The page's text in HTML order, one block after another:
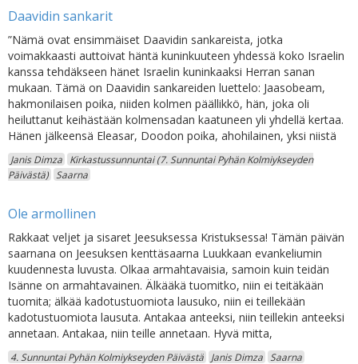
Daavidin sankarit
”Nämä ovat ensimmäiset Daavidin sankareista, jotka
voimakkaasti auttoivat häntä kuninkuuteen yhdessä koko Israelin
kanssa tehdäkseen hänet Israelin kuninkaaksi Herran sanan
mukaan. Tämä on Daavidin sankareiden luettelo: Jaasobeam,
hakmonilaisen poika, niiden kolmen päällikkö, hän, joka oli
heiluttanut keihästään kolmensadan kaatuneen yli yhdellä kertaa.
Hänen jälkeensä Eleasar, Doodon poika, ahohilainen, yksi niistä
Janis Dimza
Kirkastussunnuntai (7. Sunnuntai Pyhän Kolmiykseyden
Päivästä)
Saarna
Ole armollinen
Rakkaat veljet ja sisaret Jeesuksessa Kristuksessa! Tämän päivän
saarnana on Jeesuksen kenttäsaarna Luukkaan evankeliumin
kuudennesta luvusta. Olkaa armahtavaisia, samoin kuin teidän
Isänne on armahtavainen. Älkääkä tuomitko, niin ei teitäkään
tuomita; älkää kadotustuomiota lausuko, niin ei teillekään
kadotustuomiota lausuta. Antakaa anteeksi, niin teillekin anteeksi
annetaan. Antakaa, niin teille annetaan. Hyvä mitta,
4. Sunnuntai Pyhän Kolmiykseyden Päivästä Janis Dimza Saarna